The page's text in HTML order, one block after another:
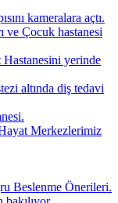
kameralara açtı.
ve Çocuk hastanesi
yerinde
altında diş tedavi
Merkezlerimiz
Beslenme Önerileri.